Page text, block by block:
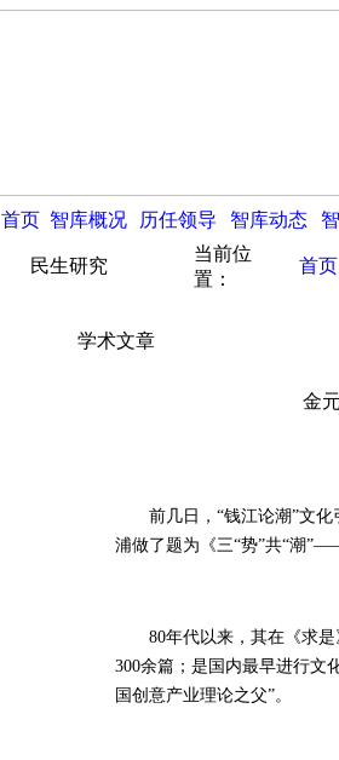
首页 智库概况 历任领导 智库动态
民生研究
当前位
置：
首页
学术文章
金
前几日，“钱江论潮”文化
浦做了题为《三“势”共“潮
80年代以来，其在《求是
300余篇；是国内最早进行文
国创意产业理论之父”。